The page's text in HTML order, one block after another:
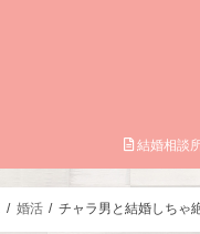
結婚相談
婚活 チャラ男と結婚しちゃ